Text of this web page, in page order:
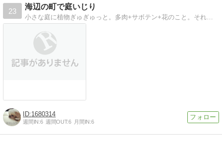
23
海辺の町で庭いじり
小さな庭に植物ぎゅぎゅっと。多肉+サボテン+花のこと。それからレオン（ペキニーズ）との散歩道の風景や時々かぎ針編みも。
1680314
週間IN:6 週間OUT:6 月間IN:6